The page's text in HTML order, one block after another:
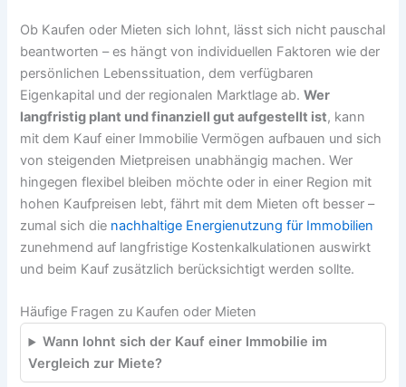
Ob Kaufen oder Mieten sich lohnt, lässt sich nicht pauschal
beantworten – es hängt von individuellen Faktoren wie der
persönlichen Lebenssituation, dem verfügbaren
Eigenkapital und der regionalen Marktlage ab.Wer
langfristig plant und finanziell gut aufgestellt ist, kann
mit dem Kauf einer Immobilie Vermögen aufbauen und sich
von steigenden Mietpreisen unabhängig machen. Wer
hingegen flexibel bleiben möchte oder in einer Region mit
hohen Kaufpreisen lebt, fährt mit dem Mieten oft besser –
zumal sich die nachhaltige Energienutzung für Immobilien
zunehmend auf langfristige Kostenkalkulationen auswirkt
und beim Kauf zusätzlich berücksichtigt werden sollte.
Häufige Fragen zu Kaufen oder Mieten
Wann lohnt sich der Kauf einer Immobilie im
Vergleich zur Miete?